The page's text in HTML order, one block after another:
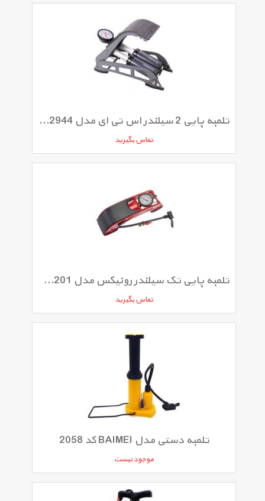
تلمبه پایی 2 سیلندر اس تی ای مدل CB2944
تماس بگیرید
تلمبه پایی تک سیلندر رونیکس مدل RH-4201
تماس بگیرید
تلمبه دستی مدل BAIMEI کد 2058
موجود نیست